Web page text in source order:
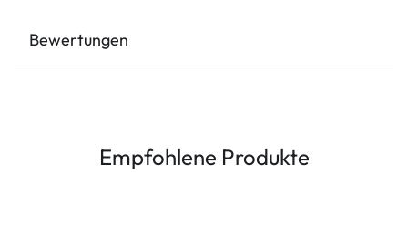
Bewertungen
Empfohlene Produkte